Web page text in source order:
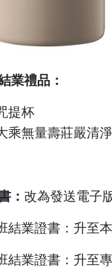
業禮品：
提杯
乘無量壽莊嚴清
： 改為發送電子
結業證書：升至
結業證書：升至